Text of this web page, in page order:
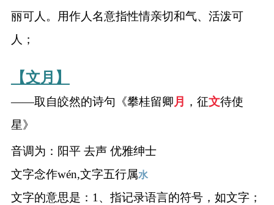
丽可人。用作人名意指性情亲切和气、活泼可
人；
【文月】
——取自皎然的诗句《攀桂留卿月 ，征文待使
星》
音调为：阳平 去声 优雅绅士
文字念作wén,文字五行属水
文字的意思是：1、指记录语言的符号，如文字；